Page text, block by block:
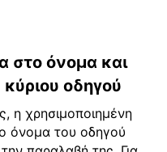
στο όνομα και
οδηγού
η χρησιμοποιημένη
όνομα του οδηγού